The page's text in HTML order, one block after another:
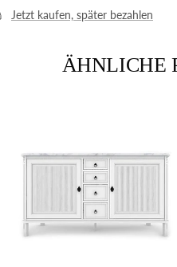
Jetzt kaufen, später bezahlen
ÄHNLICHE